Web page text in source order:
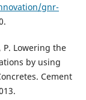
gnr-
P. Lowering the
by using
Cement